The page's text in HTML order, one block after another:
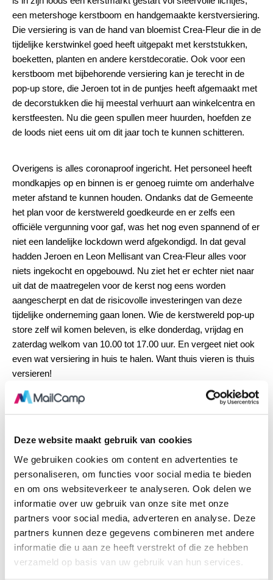
Deze website maakt gebruik van cookies
We gebruiken cookies om content en advertenties te
personaliseren, om functies voor social media te bieden
en om ons websiteverkeer te analyseren. Ook delen we
informatie over uw gebruik van onze site met onze
partners voor social media, adverteren en analyse. Deze
partners kunnen deze gegevens combineren met andere
informatie die u aan ze heeft verstrekt of die ze hebben
verzameld op basis van uw gebruik van hun services.
een metershoge kerstboom en handgemaakte kerstversiering.
Die versiering is van de hand van bloemist Crea-Fleur die in de
tijdelijke kerstwinkel goed heeft uitgepakt met kerststukken,
boeketten, planten en andere kerstdecoratie. Ook voor een
kerstboom met bijbehorende versiering kan je terecht in de
pop-up store, die Jeroen tot in de puntjes heeft afgemaakt met
de decorstukken die hij meestal verhuurt aan winkelcentra en
kerstfeesten. Nu die geen spullen meer huurden, hoefden ze
de loods niet eens uit om dit jaar toch te kunnen schitteren.
Overigens is alles coronaproof ingericht. Het personeel heeft
mondkapjes op en binnen is er genoeg ruimte om anderhalve
meter afstand te kunnen houden. Ondanks dat de Gemeente
het plan voor de kerstwereld goedkeurde en er zelfs een
officiële vergunning voor gaf, was het nog even spannend of er
niet een landelijke lockdown werd afgekondigd. In dat geval
hadden Jeroen en Leon Mellisant van Crea-Fleur alles voor
niets ingekocht en opgebouwd. Nu ziet het er echter niet naar
uit dat de maatregelen voor de kerst nog eens worden
aangescherpt en dat de risicovolle investeringen van deze
tijdelijke onderneming gaan lonen. Wie de kerstwereld pop-up
store zelf wil komen beleven, is elke donderdag, vrijdag en
zaterdag welkom van 10.00 tot 17.00 uur. En vergeet niet ook
even wat versiering in huis te halen. Want thuis vieren is thuis
versieren!
coronamaatregelen
MailCamp